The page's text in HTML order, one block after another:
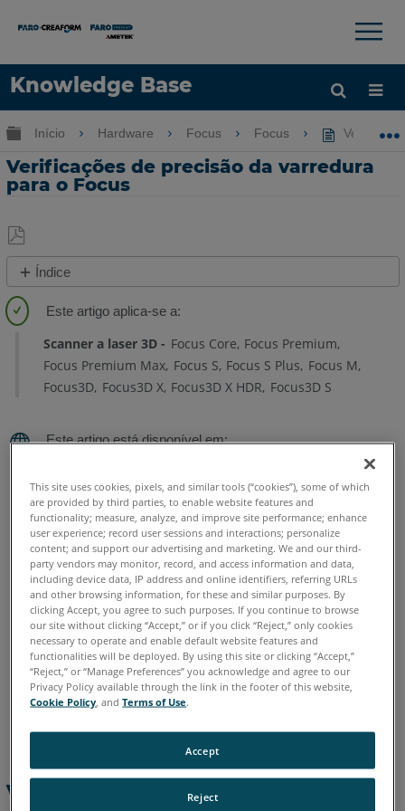
Knowledge Base
Idioma
×
Expandir/recolher hierarquia global
Início Hardware Focus Focus
Verificações de precisão da varredura
para o Focus
Salvar
como
PDF
Índice
geral
Detalhes
Compare
a
sistema
de
referência
conhecido
Compare
escaneamentos
tomados
com
diferentes
orientações
Scanner a laser 3D Focus Core Focus Premium
Focus Premium Max Focus S Focus S Plus Focus M
Focus3D Focus3D X Focus3D X HDR Focus3D S
Italiano Japonês Português
Visão geral
This site uses cookies, pixels, and similar tools (“cookies”), some of which
are provided by third parties, to enable website features and
functionality; measure, analyze, and improve site performance; enhance
user experience; record user sessions and interactions; personalize
content; and support our advertising and marketing. We and our third-
party vendors may monitor, record, and access information and data,
including device data, IP address and online identifiers, referring URLs
and other browsing information, for these and similar purposes. By
clicking Accept, you agree to such purposes. If you continue to browse
our site without clicking “Accept,” or if you click “Reject,” only cookies
necessary to operate and enable default website features and
functionalities will be deployed. By using this site or clicking “Accept,”
“Reject,” or “Manage Preferences” you acknowledge and agree to our
Privacy Policy available through the link in the footer of this website,
Cookie Policy , andTerms of Use.
Reject
Accept